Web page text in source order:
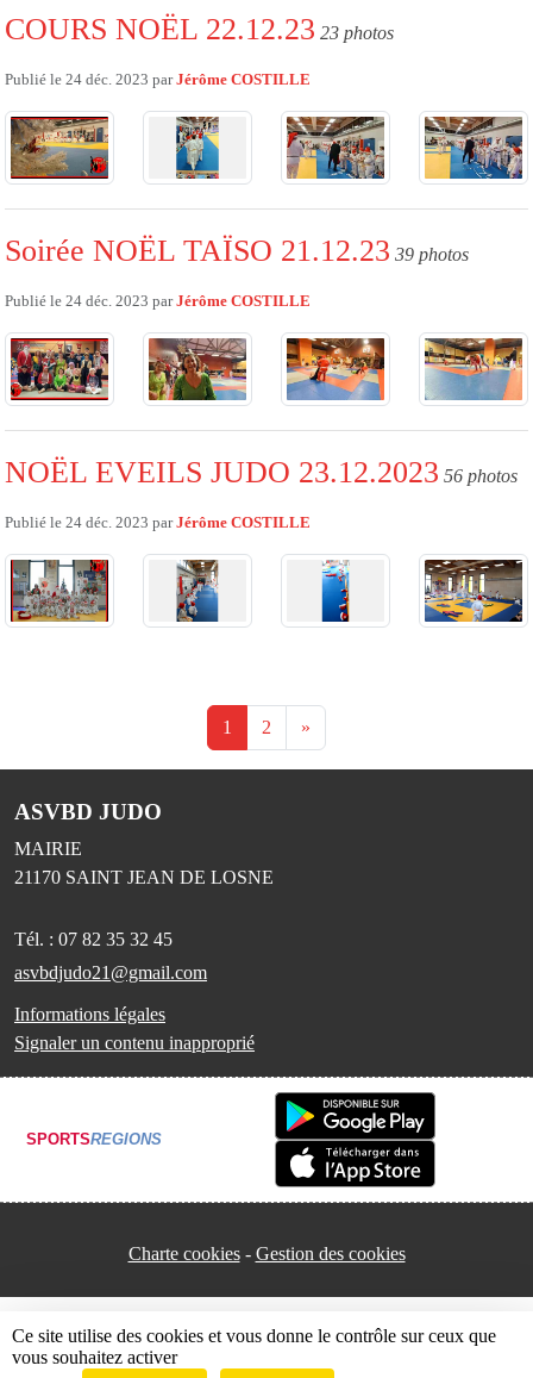
COURS NOËL 22.12.23 23 photos
Publié le 24 déc. 2023 parJérôme COSTILLE
Soirée NOËL TAÏSO 21.12.23 39 photos
Publié le 24 déc. 2023 parJérôme COSTILLE
NOËL EVEILS JUDO 23.12.2023 56 photos
Publié le 24 déc. 2023 parJérôme COSTILLE
1 2 »
ASVBD JUDO
MAIRIE
21170 SAINT JEAN DE LOSNE
Tél. : 07 82 35 32 45
asvbdjudo21@gmail.com
Informations légales
Signaler un contenu inapproprié
SPORTSREGIONS
Charte cookies Gestion des cookies
Ce site utilise des cookies et vous donne le contrôle sur ceux que
vous souhaitez activer